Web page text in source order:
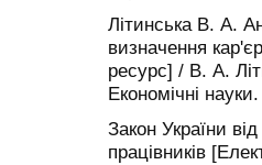
Літинська В. А.
визначення
ресурс] / В. А.
Економічні
Закон України
працівників